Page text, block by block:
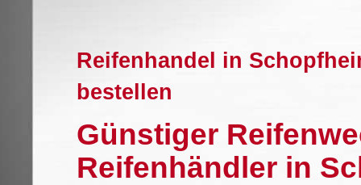
Reifenhandel in
bestellen
Günstiger
Reifenhändler in